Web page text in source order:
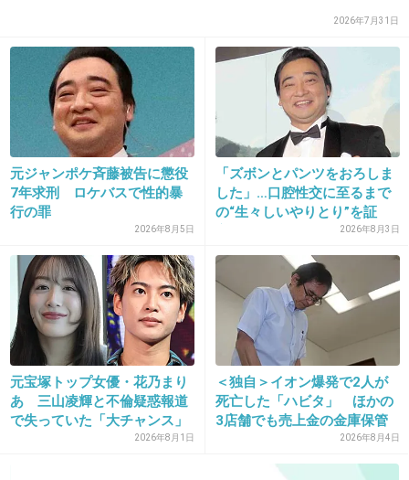
-1
32. 匿名 2018/11/09(金) 16:03:50
ぎゅっ！として
〜したいの！
○○って
とか？
-1
33. 匿名2018/11/09(金) 16:04:29
>>21
この人の歌詞が好きって人は10代か又は薄っぺ
らい男としか付き合ったことないんだろうなと
思ってる。
2026年7月31日
元ジャンポケ斉藤被告に懲役
7年求刑 ロケバスで性的暴
行の罪
2026年8月5日
「ズボンとパンツをおろしま
した」…口腔性交に至るまで
の“生々しいやりとり”を証
2026年8月3日
元宝塚トップ女優・花乃まり
あ 三山凌輝と不倫疑惑報道
で失っていた「大チャンス」
2026年8月1日
＜独自＞イオン爆発で2人が
死亡した「ハビタ」 ほかの
3店舗でも売上金の金庫保管
2026年8月4日